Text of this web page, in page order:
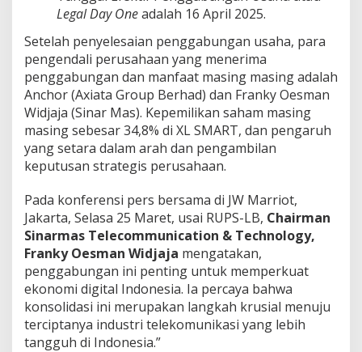
Legal Day Oneadalah 16 April 2025.
Setelah penyelesaian penggabungan usaha, para
pengendali perusahaan yang menerima
penggabungan dan manfaat masing masing adalah
Anchor (Axiata Group Berhad) dan Franky Oesman
Widjaja (Sinar Mas). Kepemilikan saham masing
masing sebesar 34,8% di XL SMART, dan pengaruh
yang setara dalam arah dan pengambilan
keputusan strategis perusahaan.
Pada konferensi pers bersama di JW Marriot,
Jakarta, Selasa 25 Maret, usai RUPS-LB, Chairman
Sinarmas Telecommunication & Technology,
Franky Oesman Widjaja mengatakan,
penggabungan ini penting untuk memperkuat
ekonomi digital Indonesia. Ia percaya bahwa
konsolidasi ini merupakan langkah krusial menuju
terciptanya industri telekomunikasi yang lebih
tangguh di Indonesia.”